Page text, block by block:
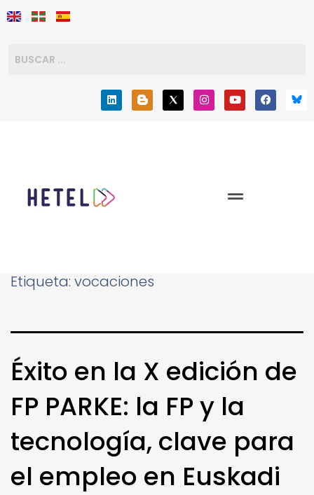
Etiqueta: vocaciones
Éxito en la X edición de
FP PARKE: la FP y la
tecnología, clave para
el empleo en Euskadi